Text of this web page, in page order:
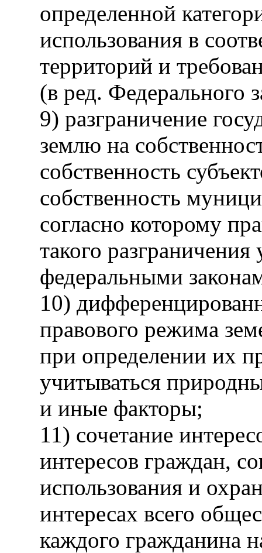
определенной
использования в
территорий и
(в ред. Федерального
9) разграничение
землю на
собственность
собственность
согласно которому
такого разграничения
федеральными
10)
правового режима
при определении их
учитываться
и иные факторы;
11) сочетание
интересов граждан,
использования и
интересах всего
каждого гражданина